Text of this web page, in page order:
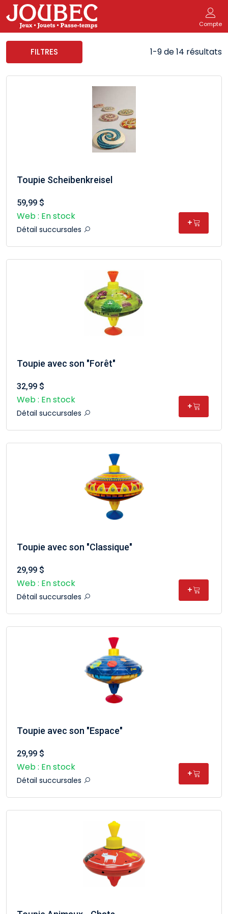
Compte
FILTRES 1-9 de 14 résultats
Toupie Scheibenkreisel
59,99 $
Web : En stock
Détail succursales
+
Toupie avec son "Forêt"
32,99 $
Web : En stock
Détail succursales
+
Toupie avec son "Classique"
29,99 $
Web : En stock
Détail succursales
+
Toupie avec son "Espace"
29,99 $
Web : En stock
Détail succursales
+